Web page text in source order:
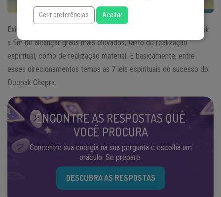
Existem algumas atitudes ou direcionamentos que se pode seguir
a fim de alcançar graus mais elevados, tanto de realização
espiritual, como de realização material. E basicamente, entre
esses direcionamentos temos as 7 leis espirituais do sucesso do
Deepak Chopra.
ENCONTRE AS RESPOSTAS QUE
VOCÊ PROCURA
Concentre sua energia na sua pergunta e escolha um
oráculo. Se prepare.
DESCUBRA AS RESPOSTAS
Gerir preferências Aceitar